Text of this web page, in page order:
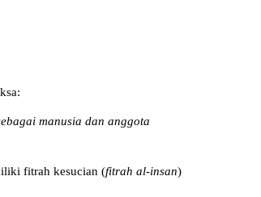
manusia dan anggota
fitrah kesucian (fitrah al-insan)